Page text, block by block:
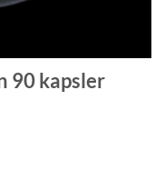
90 kapsler